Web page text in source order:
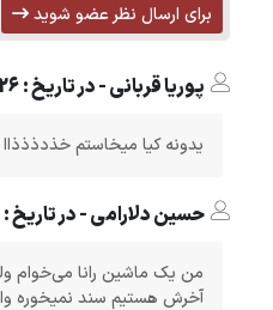
برای ارسال نظر عضو شوید
پوریا قربانی - در تاریخ : 26اردیبهشت1405
یدونه کیا میخاستم خذدذذذاا
حسین دلارامی - در تاریخ : 1خرداد1405
من یک ماشین رانا
آخرش هستیم سند نمیخوره